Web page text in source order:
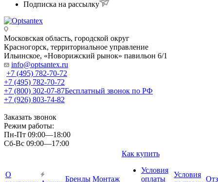
Подписка на рассылку
Московская область, городской округ
Красногорск, территориальное управление
Ильинское, «Новорижский рынок» павильон 6/1
info@optsantex.ru
+7 (495) 782-70-72
+7 (495) 782-70-72
+7 (800) 302-07-87Бесплатный звонок по РФ
+7 (926) 803-74-82
Заказать звонок
Режим работы:
Пн-Пт 09:00—18:00
Сб-Вс 09:00—17:00
О
Бренды Монтаж
Как купить
Условия
оплаты
Условия